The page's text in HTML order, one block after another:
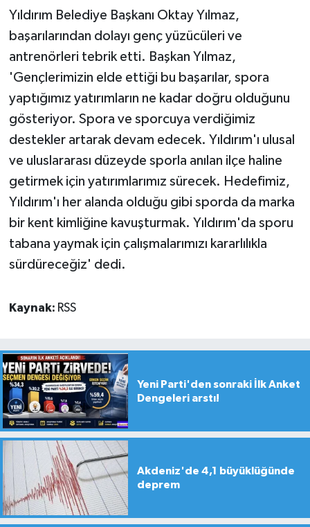
Yıldırım Belediye Başkanı Oktay Yılmaz,
başarılarından dolayı genç yüzücüleri ve
antrenörleri tebrik etti. Başkan Yılmaz,
'Gençlerimizin elde ettiği bu başarılar, spora
yaptığımız yatırımların ne kadar doğru olduğunu
gösteriyor. Spora ve sporcuya verdiğimiz
destekler artarak devam edecek. Yıldırım'ı ulusal
ve uluslararası düzeyde sporla anılan ilçe haline
getirmek için yatırımlarımız sürecek. Hedefimiz,
Yıldırım'ı her alanda olduğu gibi sporda da marka
bir kent kimliğine kavuşturmak. Yıldırım'da sporu
tabana yaymak için çalışmalarımızı kararlılıkla
sürdüreceğiz' dedi.
Kaynak: RSS
Yeni Parti'den sonraki İlk Anket
Dengeleri arstı!
Akdeniz'de 4,1 büyüklüğünde
deprem